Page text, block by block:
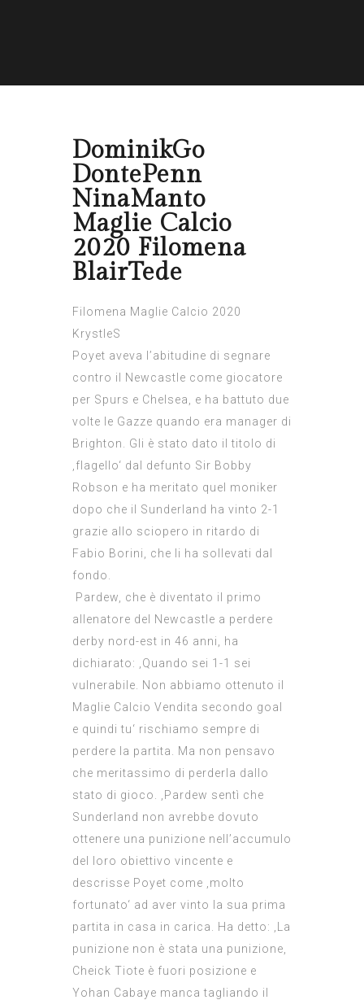
DominikGo
DontePenn
NinaManto
Maglie Calcio
2020 Filomena
BlairTede
Filomena Maglie Calcio 2020
KrystleS
Poyet aveva l’abitudine di segnare
contro il Newcastle come giocatore
per Spurs e Chelsea, e ha battuto due
volte le Gazze quando era manager di
Brighton. Gli è stato dato il titolo di
‚flagello‘ dal defunto Sir Bobby
Robson e ha meritato quel moniker
dopo che il Sunderland ha vinto 2-1
grazie allo sciopero in ritardo di
Fabio Borini, che li ha sollevati dal
fondo.
Pardew, che è diventato il primo
allenatore del Newcastle a perdere
derby nord-est in 46 anni, ha
dichiarato: ‚Quando sei 1-1 sei
vulnerabile. Non abbiamo ottenuto il
Maglie Calcio Vendita secondo goal
e quindi tu‘ rischiamo sempre di
perdere la partita. Ma non pensavo
che meritassimo di perderla dallo
stato di gioco. ‚Pardew sentì che
Sunderland non avrebbe dovuto
ottenere una punizione nell’accumulo
del loro obiettivo vincente e
descrisse Poyet come ‚molto
fortunato‘ ad aver vinto la sua prima
partita in casa in carica. Ha detto: ‚La
punizione non è stata una punizione,
Cheick Tiote è fuori posizione e
Yohan Cabaye manca tagliando il